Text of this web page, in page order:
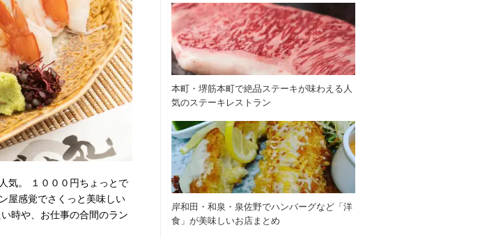
気。 １０００円ちょっとで
屋感覚でさくっと美味しい
時や、お仕事の合間のラン
本町・堺筋本町で絶品ステーキが味わえる人
気のステーキレストラン
岸和田・和泉・泉佐野でハンバーグなど「洋
食」が美味しいお店まとめ